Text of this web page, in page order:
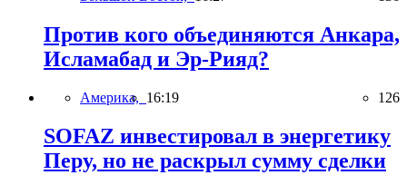
Против кого объединяются Анкара,
Исламабад и Эр-Рияд?
Америка, 16:19 126
SOFAZ инвестировал в энергетику
Перу, но не раскрыл сумму сделки